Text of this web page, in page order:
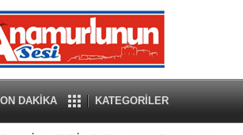
DAKİKA KATEGORİLER